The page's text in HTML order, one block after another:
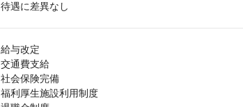
待遇に差異なし
給与改定
交通費支給
社会保険完備
福利厚生施設利用制度